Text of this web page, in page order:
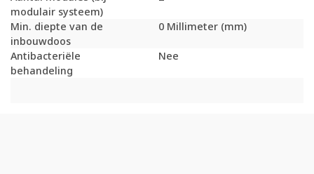
modulair systeem)
Min. diepte van de
inbouwdoos
0 Millimeter (mm)
Antibacteriële
behandeling
Nee